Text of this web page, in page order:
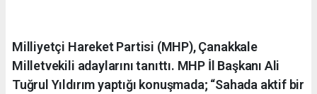
Milliyetçi Hareket Partisi (MHP), Çanakkale
Milletvekili adaylarını tanıttı. MHP İl Başkanı Ali
Tuğrul Yıldırım yaptığı konuşmada; “Sahada aktif bir